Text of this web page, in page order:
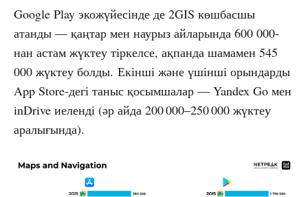
Google Play экожүйесінде де 2GIS көшбасшы
атанды — қаңтар мен наурыз айларында 600 000-
нан астам жүктеу тіркелсе, ақпанда шамамен 545
000 жүктеу болды. Екінші және үшінші орындарды
App Store-дегі таныс қосымшалар — Yandex Go мен
inDrive иеленді (әр айда 200 000–250 000 жүктеу
аралығында).